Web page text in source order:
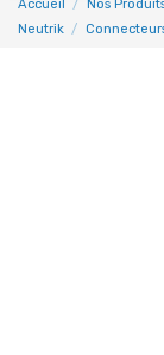
Accueil Nos
Neutrik